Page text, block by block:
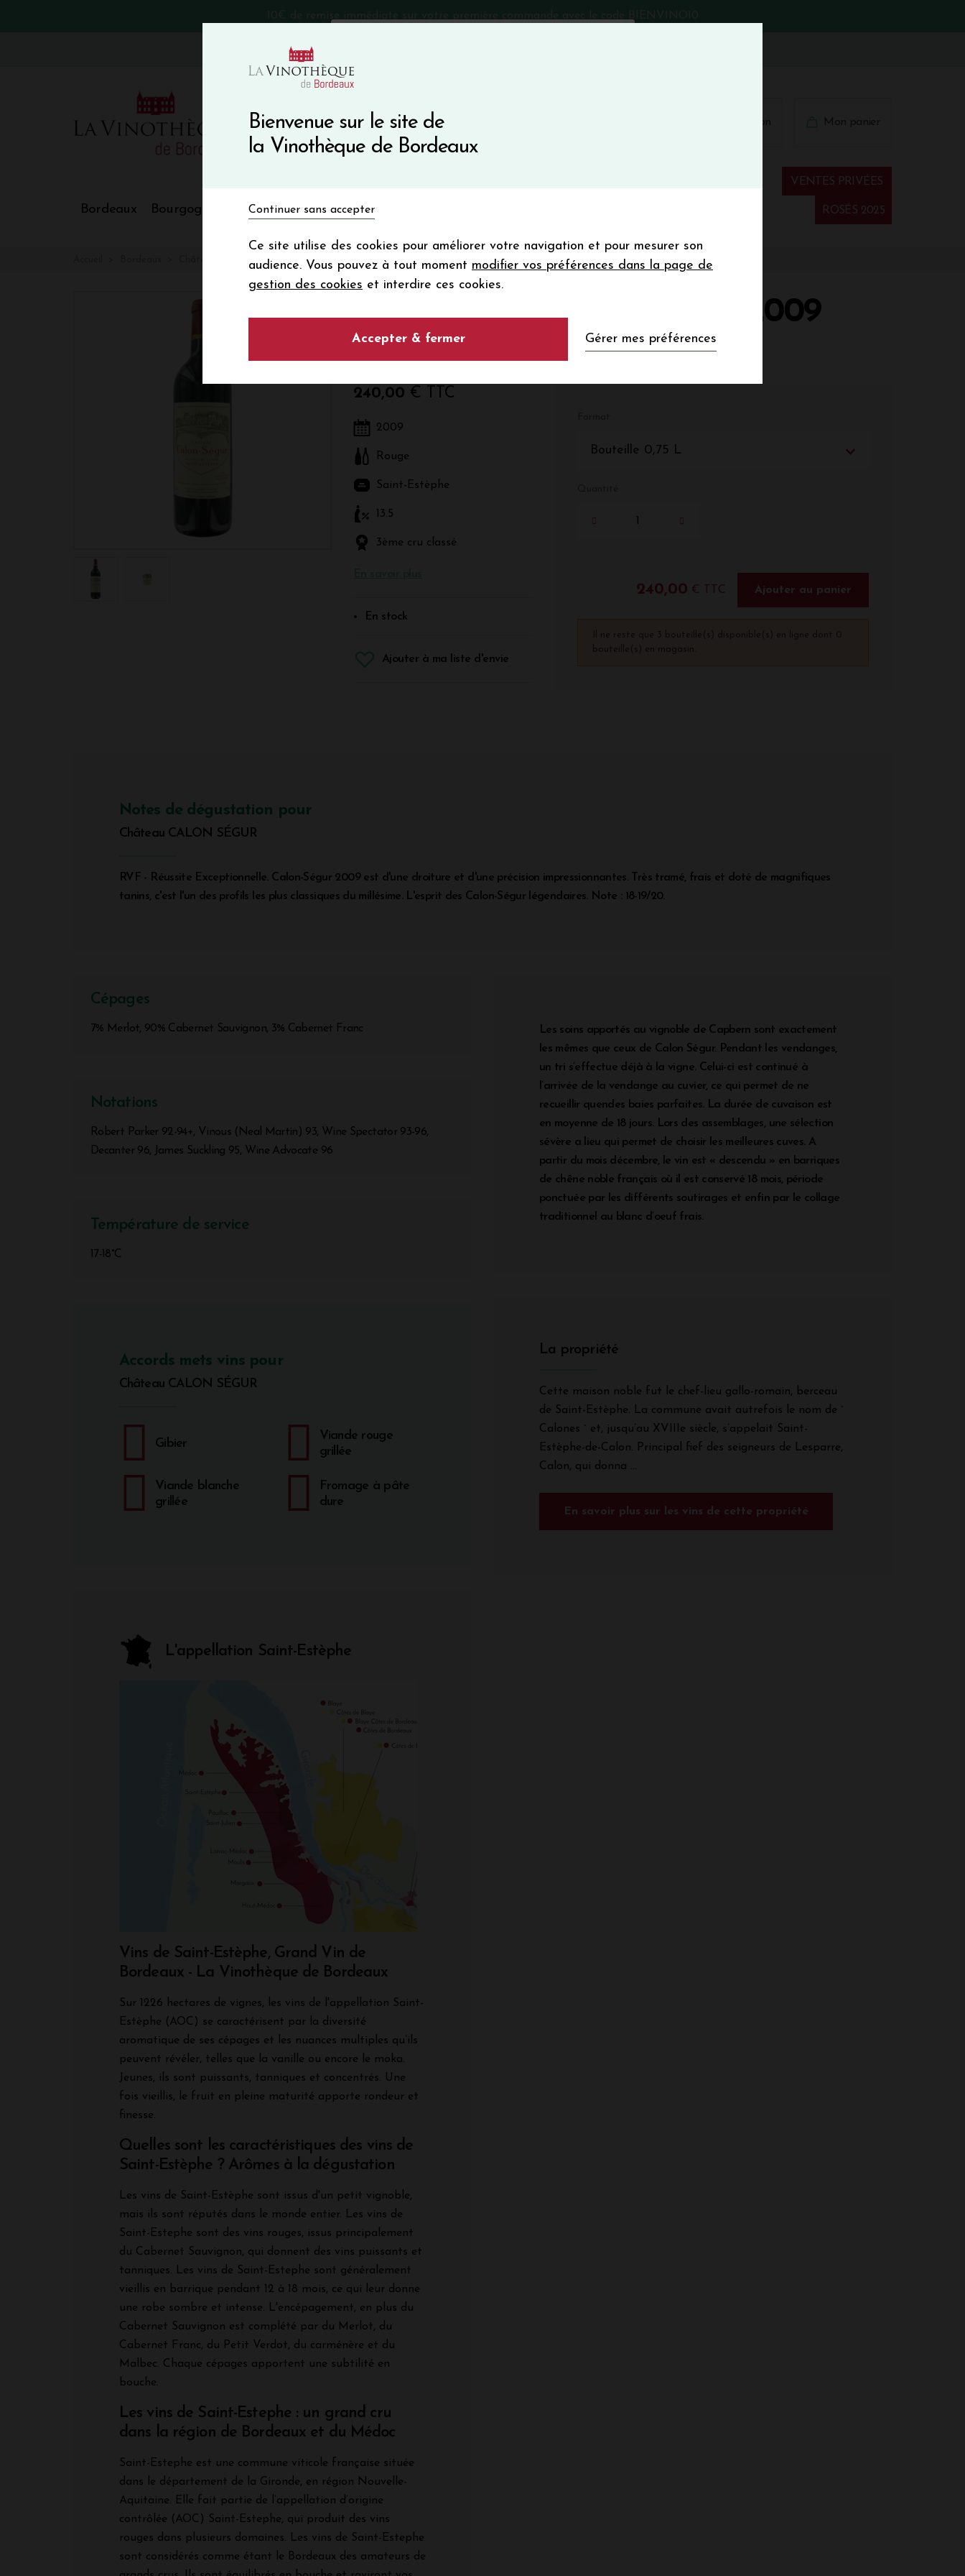
Bienvenue sur le site de
la Vinothèque de Bordeaux
Continuer sans accepter
Ce site utilise des cookies pour améliorer votre navigation et pour mesurer son
audience. Vous pouvez à tout moment modifier vos préférences dans la page de
gestion des cookies et interdire ces cookies.
Accepter & fermer Gérer mes préférences
VinoBlog
Bordeaux Bourgogne Nos Régions Vins du monde ROSÉS 2025
VENTES PRIVÉES
Château CALON SÉGUR
Château CALON SÉGUR 2009
Rouge - Bordeaux - Saint-Estèphe
240,00 € TTC
2009
Rouge
Saint-Estèphe
13.5
3ème cru classé
En stock
Ajouter à ma liste d'envie
Bouteille 0,75 L
240,00 € TTC Ajouter au panier
Notes de dégustation pour
Château CALON SÉGUR
RVF - Réussite Exceptionnelle. Calon-Ségur 2009 est d'une droiture et d'une précision impressionnantes. Très tramé, frais et doté de magnifiques
tanins, c'est l'un des profils les plus classiques du millésime. L'esprit des Calon-Ségur légendaires. Note : 18-19/20.
Cépages
7% Merlot, 90% Cabernet Sauvignon, 3% Cabernet Franc
Notations
Robert Parker 92-94+, Vinous (Neal Martin) 93, Wine Spectator 93-96,
Decanter 96, James Suckling 95, Wine Advocate 96
Température de service
17-18°C
Accords mets vins pour
Château CALON SÉGUR
Gibier
Viande rouge
grillée
Viande blanche
grillée
Fromage à pâte
dure
L'appellation Saint-Estèphe
Vins de Saint-Estèphe, Grand Vin de
Bordeaux - La Vinothèque de Bordeaux
Sur 1226 hectares de vignes, les vins de l'appellation Saint-
Estèphe (AOC) se caractérisent par la diversité
aromatique de ses cépages et les nuances multiples qu’ils
peuvent révéler, telles que la vanille ou encore le moka.
Jeunes, ils sont puissants, tanniques et concentrés. Une
fois vieillis, le fruit en pleine maturité apporte rondeur et
finesse.
Quelles sont les caractéristiques des vins de
Saint-Estèphe ? Arômes à la dégustation
Les vins de Saint-Estèphe sont issus d'un petit vignoble,
mais ils sont réputés dans le monde entier. Les vins de
Saint-Estephe sont des vins rouges, issus principalement
du Cabernet Sauvignon, qui donnent des vins puissants et
tanniques. Les vins de Saint-Estephe sont généralement
vieillis en barrique pendant 12 à 18 mois, ce qui leur donne
une robe sombre et intense. L'encépagement, en plus du
Cabernet Sauvignon est complété par du Merlot, du
Cabernet Franc, du Petit Verdot, du carménère et du
Malbec. Chaque cépages apportent une subtilité en
bouche.
Les vins de Saint-Estephe : un grand cru
dans la région de Bordeaux et du Médoc
Saint-Estephe est une commune viticole française située
dans le département de la Gironde, en région Nouvelle-
Aquitaine. Elle fait partie de l’appellation d’origine
contrôlée (AOC) Saint-Estephe, qui produit des vins
rouges dans plusieurs domaines. Les vins de Saint-Estephe
sont considérés comme étant le Bordeaux des amateurs de
Les soins apportés au vignoble de Capbern sont exactement
les mêmes que ceux de Calon Ségur. Pendant les vendanges,
un tri s’effectue déjà à la vigne. Celui-ci est continué à
l’arrivée de la vendange au cuvier, ce qui permet de ne
recueillir quendes baies parfaites. La durée de cuvaison est
en moyenne de 18 jours. Lors des assemblages, une sélection
sévère a lieu qui permet de choisir les meilleures cuves. A
partir du mois décembre, le vin est « descendu » en barriques
de chêne noble français où il est conservé 18 mois, période
ponctuée par les différents soutirages et enfin par le collage
traditionnel au blanc d’oeuf frais.
La propriété
Cette maison noble fut le chef-lieu gallo-romain, berceau
de Saint-Estèphe. La commune avait autrefois le nom de `
Calones ` et, jusqu’au XVIIIe siècle, s’appelait Saint-
Estèphe-de-Calon. Principal fief des seigneurs de Lesparre,
Calon, qui donna ...
En savoir plus sur les vins de cette propriété
En m’abonnant, j’accepte de recevoir la newsletter de la
Vinothèque de Bordeaux.